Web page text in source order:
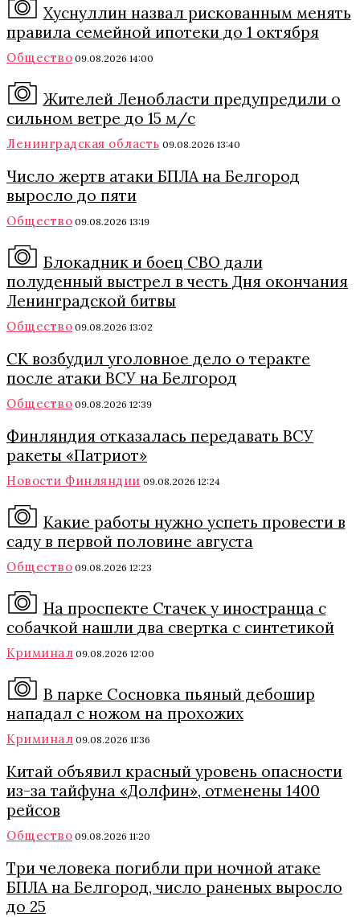
Хуснуллин назвал рискованным менять
правила семейной ипотеки до 1 октября
Общество 09.08.2026 14:00
Жителей Ленобласти предупредили о
сильном ветре до 15 м/с
Ленинградская область 09.08.2026 13:40
Число жертв атаки БПЛА на Белгород
выросло до пяти
Общество 09.08.2026 13:19
Блокадник и боец СВО дали
полуденный выстрел в честь Дня окончания
Ленинградской битвы
Общество 09.08.2026 13:02
СК возбудил уголовное дело о теракте
после атаки ВСУ на Белгород
Общество 09.08.2026 12:39
Финляндия отказалась передавать ВСУ
ракеты «Патриот»
Новости Финляндии 09.08.2026 12:24
Какие работы нужно успеть провести в
саду в первой половине августа
Общество 09.08.2026 12:23
На проспекте Стачек у иностранца с
собачкой нашли два свертка с синтетикой
Криминал 09.08.2026 12:00
В парке Сосновка пьяный дебошир
нападал с ножом на прохожих
Криминал 09.08.2026 11:36
Китай объявил красный уровень опасности
из-за тайфуна «Долфин», отменены 1400
рейсов
Общество 09.08.2026 11:20
Три человека погибли при ночной атаке
БПЛА на Белгород, число раненых выросло
до 25